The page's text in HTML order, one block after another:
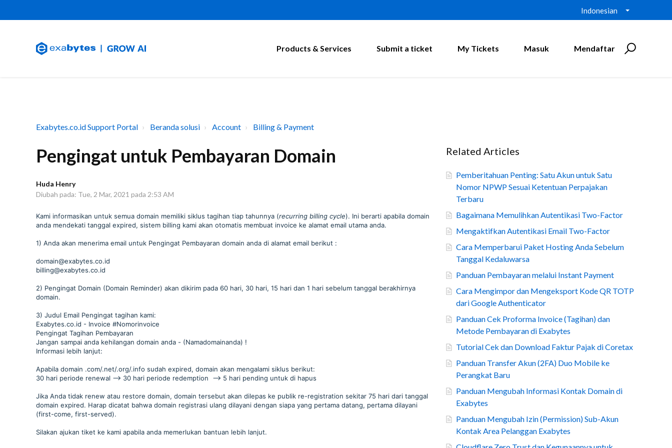
Indonesian
Products & Services Submit a ticket My Tickets Masuk Mendaftar
Exabytes.co.id Support Portal Beranda solusi Account Billing & Payment
Pengingat untuk Pembayaran Domain
Huda Henry
Diubah pada: Tue, 2 Mar, 2021 pada 2:53 AM
Kami informasikan untuk semua domain memiliki siklus tagihan tiap tahunnya (recurring billing cycle). Ini berarti apabila domain
anda mendekati tanggal expired, sistem billing kami akan otomatis membuat invoice ke alamat email utama anda.
1) Anda akan menerima email untuk Pengingat Pembayaran domain anda di alamat email berikut :
domain@exabytes.co.id
billing@exabytes.co.id
2) Pengingat Domain (Domain Reminder) akan dikirim pada 60 hari, 30 hari, 15 hari dan 1 hari sebelum tanggal berakhirnya
domain.
3) Judul Email Pengingat tagihan kami:
Exabytes.co.id - Invoice #Nomorinvoice
Pengingat Tagihan Pembayaran
Jangan sampai anda kehilangan domain anda - (Namadomainanda) !
Informasi lebih lanjut:
Apabila domain .com/.net/.org/.info sudah expired, domain akan mengalami siklus berikut:
30 hari periode renewal --> 30 hari periode redemption --> 5 hari pending untuk di hapus
Jika Anda tidak renew atau restore domain, domain tersebut akan dilepas ke publik re-registration sekitar 75 hari dari tanggal
domain expired. Harap dicatat bahwa domain registrasi ulang dilayani dengan siapa yang pertama datang, pertama dilayani
(first-come, first-served).
Silakan ajukan tiket ke kami apabila anda memerlukan bantuan lebih lanjut.
Related Articles
Pemberitahuan Penting: Satu Akun untuk Satu
Nomor NPWP Sesuai Ketentuan Perpajakan
Terbaru
Bagaimana Memulihkan Autentikasi Two-Factor
Mengaktifkan Autentikasi Email Two-Factor
Cara Memperbarui Paket Hosting Anda Sebelum
Tanggal Kedaluwarsa
Panduan Pembayaran melalui Instant Payment
Cara Mengimpor dan Mengeksport Kode QR TOTP
dari Google Authenticator
Panduan Cek Proforma Invoice (Tagihan) dan
Metode Pembayaran di Exabytes
Tutorial Cek dan Download Faktur Pajak di Coretax
Panduan Transfer Akun (2FA) Duo Mobile ke
Perangkat Baru
Panduan Mengubah Informasi Kontak Domain di
Exabytes
Panduan Mengubah Izin (Permission) Sub-Akun
Kontak Area Pelanggan Exabytes